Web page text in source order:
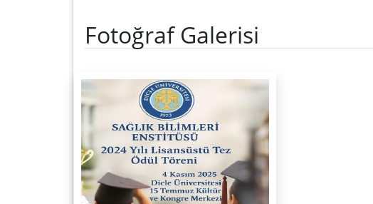
Fotoğraf Galerisi